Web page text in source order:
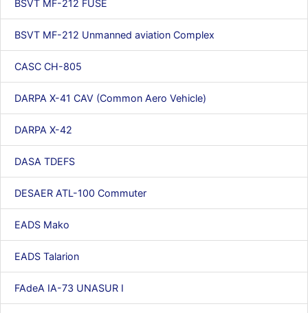
par terre
jericho: Ah ben je peux te confirmer que j'étais resté dans le filtre…
d9pouces: Désolé ! Mon filtrage a été un peu trop violent
manifestement
BSVT MF-212 FUSE
BSVT MF-212 Unmanned aviation Complex
CASC CH-805
DARPA X-41 CAV (Common Aero Vehicle)
DARPA X-42
DASA TDEFS
DESAER ATL-100 Commuter
EADS Mako
EADS Talarion
FAdeA IA-73 UNASUR I